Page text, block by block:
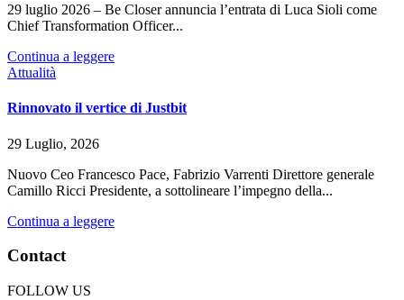
29 luglio 2026 – Be Closer annuncia l’entrata di Luca Sioli come
Chief Transformation Officer...
Continua a leggere
Attualità
Rinnovato il vertice di Justbit
29 Luglio, 2026
Nuovo Ceo Francesco Pace, Fabrizio Varrenti Direttore generale
Camillo Ricci Presidente, a sottolineare l’impegno della...
Continua a leggere
Contact
FOLLOW US